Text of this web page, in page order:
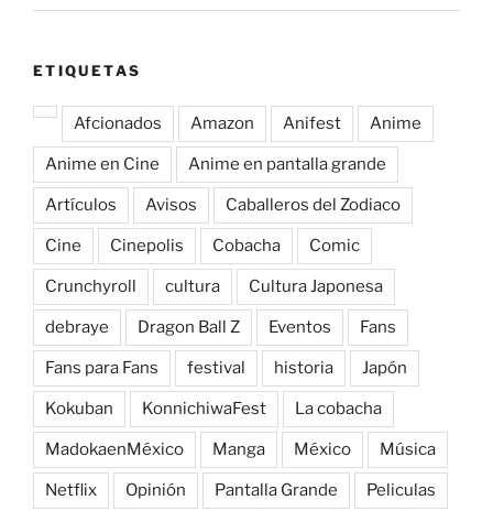
ETIQUETAS
Afcionados Amazon Anifest Anime
Anime en Cine Anime en pantalla grande
Artículos Avisos Caballeros del Zodiaco
Cine Cinepolis Cobacha Comic
Crunchyroll cultura Cultura Japonesa
debraye Dragon Ball Z Eventos Fans
Fans para Fans festival historia Japón
Kokuban KonnichiwaFest La cobacha
MadokaenMéxico Manga México Música
Netflix Opinión Pantalla Grande Peliculas